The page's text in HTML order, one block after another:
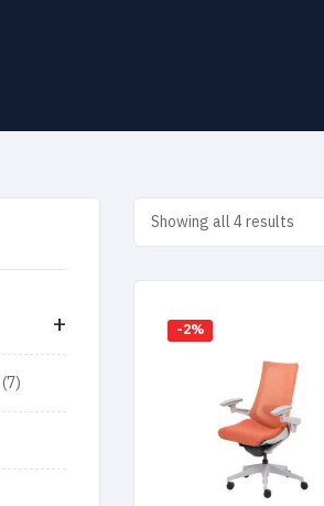
+
7
Showing all 4 results
-2%